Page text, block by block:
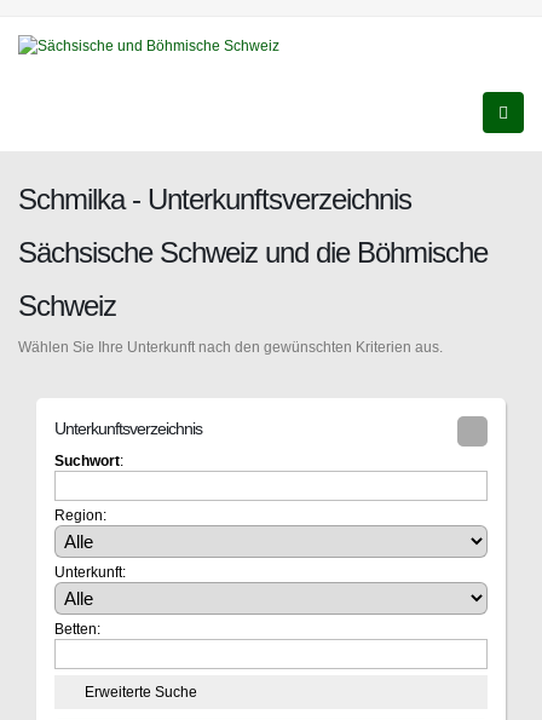
Schmilka - Unterkunftsverzeichnis
Sächsische Schweiz und die Böhmische
Schweiz
Wählen Sie Ihre Unterkunft nach den gewünschten Kriterien aus.
Unterkunftsverzeichnis
Suchwort:
Region:
Unterkunft:
Betten:
Erweiterte Suche